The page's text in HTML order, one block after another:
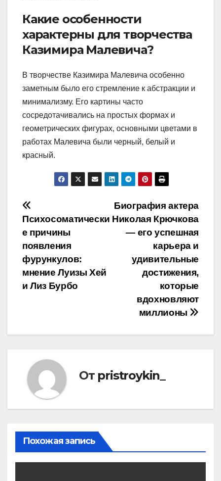
Какие особенности
характерны для творчества
Казимира Малевича?
В творчестве Казимира Малевича особенно
заметным было его стремление к абстракции и
минимализму. Его картины часто
сосредотачивались на простых формах и
геометрических фигурах, основными цветами в
работах Малевича были черный, белый и
красный.
Навигация
по
записям
Биография актера
Николая Крючкова
— его успешная
карьера и
удивительные
достижения,
которые
вдохновляют
миллионы
Психосоматически
е причины
появления
фурункулов:
мнение Луизы Хей
и Лиз Бурбо
От pristroykin_
Похожая запись